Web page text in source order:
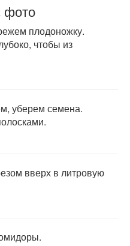
фото
плодоножку.
чтобы из
уберем семена.
вверх в литровую